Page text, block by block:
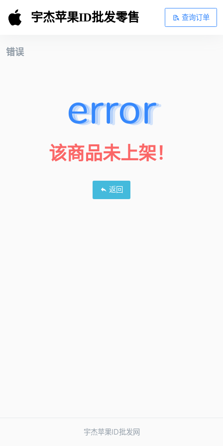
宇杰苹果ID批发零售 查询订单
错误
error
该商品未上架！
返回
宇杰苹果ID批发网